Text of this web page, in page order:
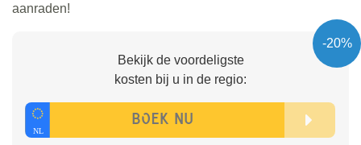
aanraden!
-20%
Bekijk de voordeligste
kosten bij u in de regio: